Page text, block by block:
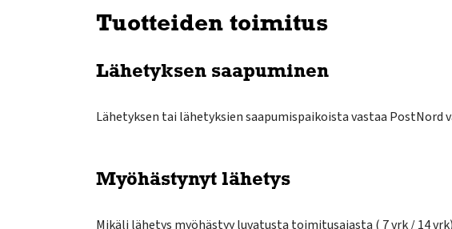
Tuotteiden toimitus
Lähetyksen saapuminen
Lähetyksen tai lähetyksien saapumispaikoista vastaa
Myöhästynyt lähetys
Mikäli lähetys myöhästyy luvatusta toimitusajasta ( 7vrk / 14